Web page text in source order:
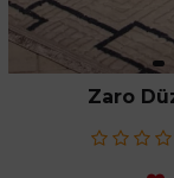
Zaro